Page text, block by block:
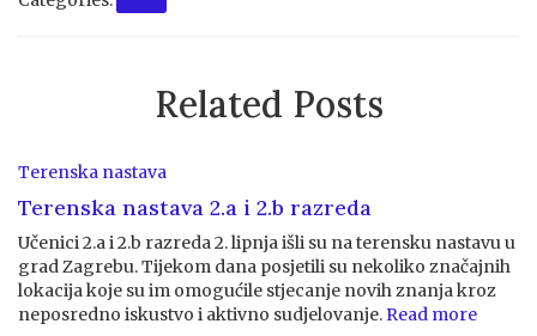
Related Posts
Terenska nastava
Terenska nastava 2.a i 2.b razreda
Učenici 2.a i 2.b razreda 2. lipnja išli su na terensku nastavu u
grad Zagrebu. Tijekom dana posjetili su nekoliko značajnih
lokacija koje su im omogućile stjecanje novih znanja kroz
neposredno iskustvo i aktivno sudjelovanje. Read more